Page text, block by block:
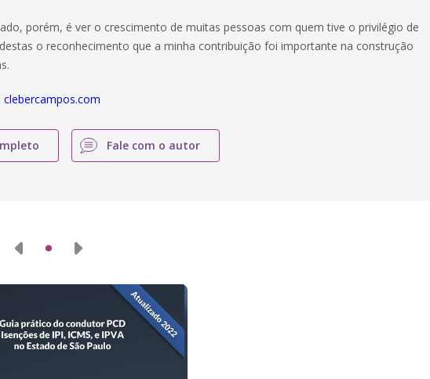
porém, é ver o crescimento de muitas pessoas com quem tive o privilégio de
o reconhecimento que a minha contribuição foi importante na construção
clebercampos.com
Fale com o autor